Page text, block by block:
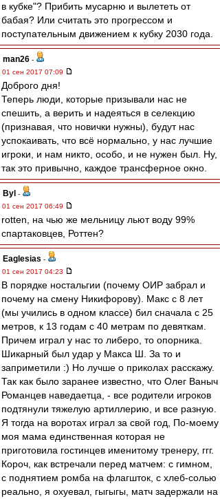
в кубке"? Прибить мусарню и вылететь от
бабая? Или считать это прогрессом и
поступательным движением к кубку 2030 года.
man26 -
01 сен 2017 07:09
Доброго дня!
Теперь люди, которые призывали нас не
спешить, а верить и надеяться в селекцию
(признавая, что новички нужны), будут нас
успокаивать, что всё нормально, у нас лучшие
игроки, и нам никто, особо, и не нужен был. Ну,
так это привычно, каждое трансферное окно.
Byl -
01 сен 2017 06:49
rotten, на чью же мельницу льют воду 99%
спартаковцев, Роттен?
Eaglesias -
01 сен 2017 04:23
В порядке ностальгии (почему ОИР забрал и
почему на смену Никифорову). Макс с 8 лет
(мы учились в одном классе) бил сначала с 25
метров, к 13 годам с 40 метрам по девяткам.
Причем играл у нас то либеро, то опорника.
Шикарный был удар у Макса Ш. За то и
заприметили :) Но лучше о приколах расскажу.
Так как было заранее известно, что Олег Ваныч
Романцев наведаетца, - все родители игроков
подтянули тяжелую артиллерию, и все разную.
Я тогда на воротах играл за свой год, По-моему
моя мама единственная которая не
приготовила гостинцев именитому тренеру, ггг.
Короч, как встречали перед матчем: с гимном,
с поднятием ромба на флагшток, с хлеб-солью
реально, я охуевал, гыгыгы, матч задержали на